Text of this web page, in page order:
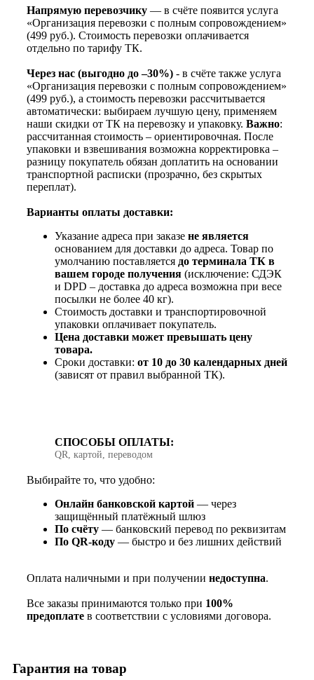
Напрямую перевозчику — в счёте появится услуга
«Организация перевозки с полным сопровождением»
(499 руб.). Стоимость перевозки оплачивается
отдельно по тарифу ТК.
Через нас (выгодно до –30%) - в счёте также услуга
«Организация перевозки с полным сопровождением»
(499 руб.), а стоимость перевозки рассчитывается
автоматически: выбираем лучшую цену, применяем
наши скидки от ТК на перевозку и упаковку. Важно:
рассчитанная стоимость – ориентировочная. После
упаковки и взвешивания возможна корректировка –
разницу покупатель обязан доплатить на основании
транспортной расписки (прозрачно, без скрытых
переплат).
Варианты оплаты доставки:
Указание адреса при заказе не является
основанием для доставки до адреса. Товар по
умолчанию поставляется до терминала ТК в
вашем городе получения (исключение: СДЭК
и DPD – доставка до адреса возможна при весе
посылки не более 40 кг).
Стоимость доставки и транспортировочной
упаковки оплачивает покупатель.
Цена доставки может превышать цену
товара.
Сроки доставки: от 10 до 30 календарных дней
(зависят от правил выбранной ТК).
СПОСОБЫ ОПЛАТЫ:
QR, картой, переводом
Выбирайте то, что удобно:
Онлайн банковской картой — через
защищённый платёжный шлюз
По счёту — банковский перевод по реквизитам
По QR‑коду — быстро и без лишних действий
Оплата наличными и при получении недоступна.
Все заказы принимаются только при 100%
предоплате в соответствии с условиями договора.
Гарантия на товар